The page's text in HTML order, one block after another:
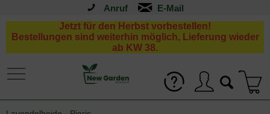
Anruf
Jetzt für den Herbst vorbestellen!
Bestellungen sind weiterhin möglich, Lieferung wieder
ab KW 38.